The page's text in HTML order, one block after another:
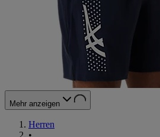
Mehr anzeigen
Herren
•